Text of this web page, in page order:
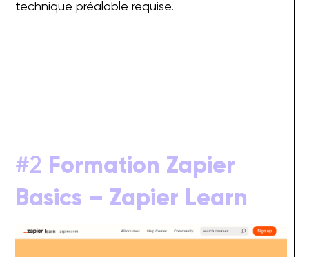
technique préalable requise.
#2 Formation Zapier
Basics – Zapier Learn